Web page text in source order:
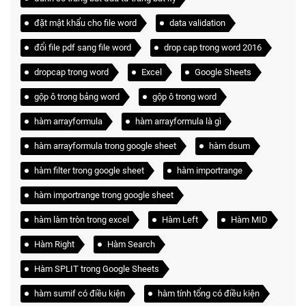
đặt mật khẩu cho file word data validation
đổi file pdf sang file word drop cap trong word 2016
dropcap trong word Excel Google Sheets
gộp ô trong bảng word gộp ô trong word
hàm arrayformula hàm arrayformula là gì
hàm arrayformula trong google sheet hàm dsum
hàm filter trong google sheet hàm importrange
hàm importrange trong google sheet
hàm làm tròn trong excel Hàm Left Hàm MID
Hàm Right Hàm Search
Hàm SPLIT trong Google Sheets
hàm sumif có điều kiện hàm tính tổng có điều kiện